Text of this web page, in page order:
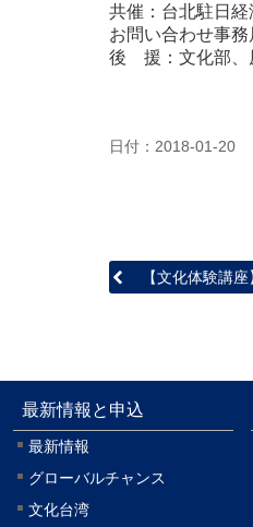
共催：台北駐日
お問い合わせ事
後 援：文化部、
日付：2018-01-20
【文化体験講
最新情報と申込
最新情報
グローバルチャンス
文化台湾